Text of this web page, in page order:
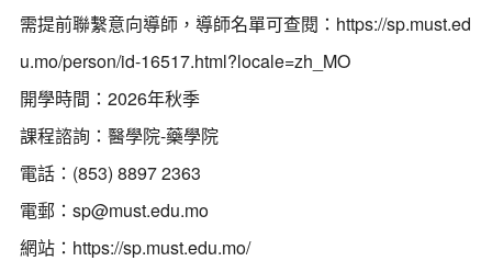
需提前聯繫意向導師， 導師名單可查閱： https://sp.must.ed
u.mo/person/id-16517.html?locale=zh_MO
開學時間：2026年秋季
課程諮詢：醫學院-藥學院
電話：(853) 8897 2363
電郵：sp@must.edu.mo
網站： https://sp.must.edu.mo/